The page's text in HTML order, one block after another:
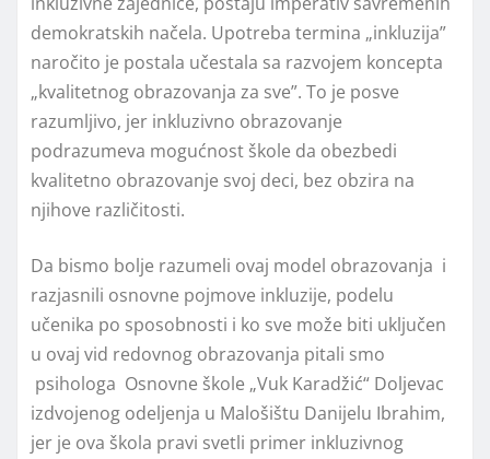
demokratskih načela. Upotreba termina „inkluzija”
naročito je postala učestala sa razvojem koncepta
„kvalitetnog obrazovanja za sve”. To je posve
razumljivo, jer inkluzivno obrazovanje
podrazumeva mogućnost škole da obezbedi
kvalitetno obrazovanje svoj deci, bez obzira na
njihove različitosti.
Da bismo bolje razumeli ovaj model obrazovanja i
razjasnili osnovne pojmove inkluzije, podelu
učenika po sposobnosti i ko sve može biti uključen
u ovaj vid redovnog obrazovanja pitali smo
psihologa Osnovne škole „Vuk Karadžić“ Doljevac
izdvojenog odeljenja u Malošištu Danijelu Ibrahim,
jer je ova škola pravi svetli primer inkluzivnog